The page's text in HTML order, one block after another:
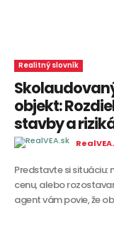
Realitný slovník
objekt:
stavby a
Predstavte si situáciu:
cenu, alebo
agent vám povie, že